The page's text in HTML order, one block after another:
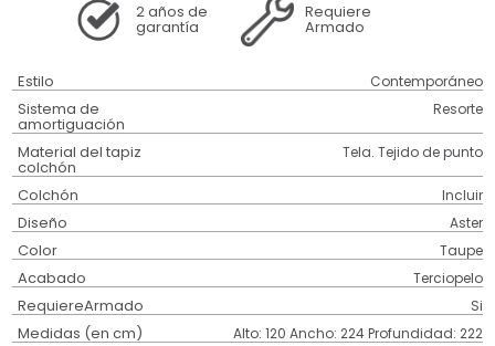
2 años de
garantía
Requiere
Armado
Estilo Contemporáneo
Sistema de
amortiguación
Resorte
Material del tapiz
colchón
Tela. Tejido de punto
Colchón Incluir
Diseño Aster
Color Taupe
Acabado Terciopelo
RequiereArmado Si
Medidas (en cm) Alto: 120 Ancho: 224 Profundidad: 222